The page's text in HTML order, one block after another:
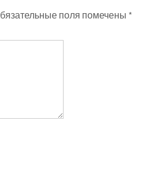
поля помечены *